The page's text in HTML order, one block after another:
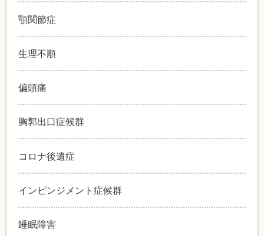
顎関節症
生理不順
偏頭痛
胸郭出口症候群
コロナ後遺症
インピンジメント症候群
睡眠障害